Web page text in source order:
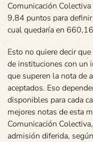
Comunicación
9,84 puntos para
cual quedaría en
Esto no quiere decir
de instituciones con un
que superen la nota de
aceptados. Eso
disponibles para cada
mejores notas de esta
Comunicación
admisión diferida,